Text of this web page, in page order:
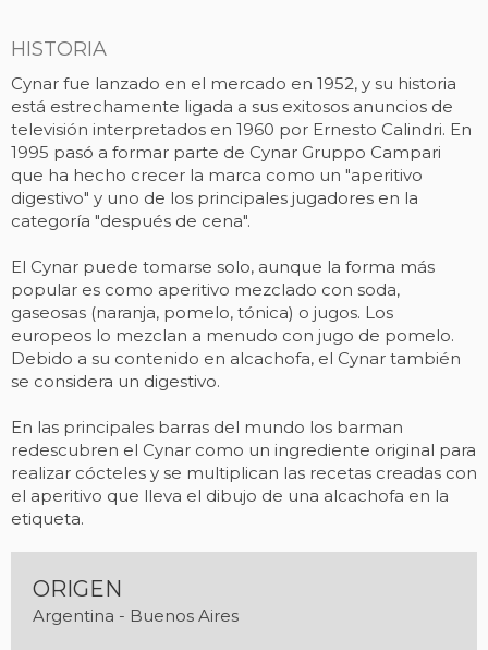
HISTORIA
Cynar fue lanzado en el mercado en 1952, y su historia
está estrechamente ligada a sus exitosos anuncios de
televisión interpretados en 1960 por Ernesto Calindri. En
1995 pasó a formar parte de Cynar Gruppo Campari
que ha hecho crecer la marca como un "aperitivo
digestivo" y uno de los principales jugadores en la
categoría "después de cena".
El Cynar puede tomarse solo, aunque la forma más
popular es como aperitivo mezclado con soda,
gaseosas (naranja, pomelo, tónica) o jugos. Los
europeos lo mezclan a menudo con jugo de pomelo.
Debido a su contenido en alcachofa, el Cynar también
se considera un digestivo.
En las principales barras del mundo los barman
redescubren el Cynar como un ingrediente original para
realizar cócteles y se multiplican las recetas creadas con
el aperitivo que lleva el dibujo de una alcachofa en la
etiqueta.
ORIGEN
Argentina - Buenos Aires